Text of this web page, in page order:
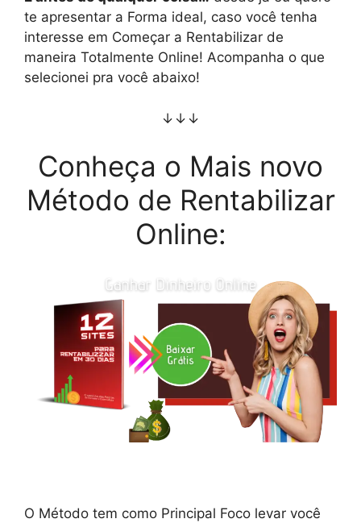
te apresentar a Forma ideal, caso você tenha
interesse em Começar a Rentabilizar de
maneira Totalmente Online! Acompanha o que
selecionei pra você abaixo!
↓↓↓
Conheça o Mais novo
Método de Rentabilizar
Online:
O Método tem como Principal Foco levar você